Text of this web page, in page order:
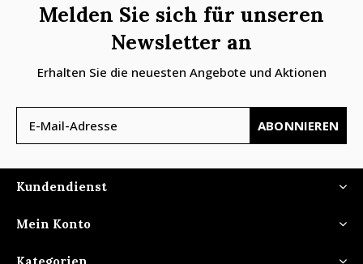
Melden Sie sich für unseren
Newsletter an
Erhalten Sie die neuesten Angebote und Aktionen
ABONNIEREN
Kundendienst
Mein Konto